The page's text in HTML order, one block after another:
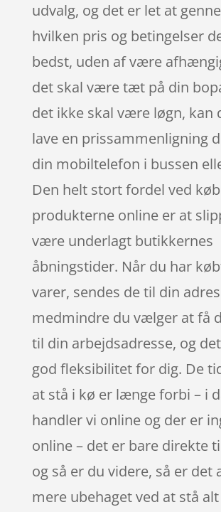
udvalg, og det er let at
hvilken pris og betingelser
bedst, uden af være
det skal være tæt på din
det ikke skal være løgn, kan
lave en prissammenligning
din mobiltelefon i bussen
Den helt stort fordel ved
produkterne online er at
være underlagt butikkernes
åbningstider. Når du har
varer, sendes de til din
medmindre du vælger at få
til din arbejdsadresse, og
god fleksibilitet for dig. De
at stå i kø er længe forbi – i
handler vi online og der er
online – det er bare direkte
og så er du videre, så er det
mere ubehaget ved at stå